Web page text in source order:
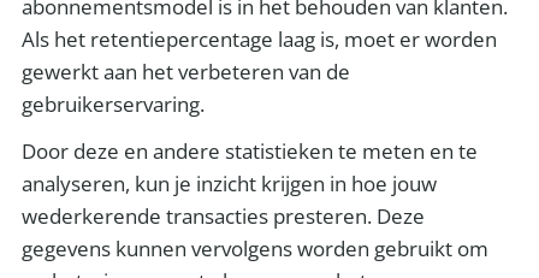
abonnementsmodel is in het behouden van klanten.
Als het retentiepercentage laag is, moet er worden
gewerkt aan het verbeteren van de
gebruikerservaring.
Door deze en andere statistieken te meten en te
analyseren, kun je inzicht krijgen in hoe jouw
wederkerende transacties presteren. Deze
gegevens kunnen vervolgens worden gebruikt om